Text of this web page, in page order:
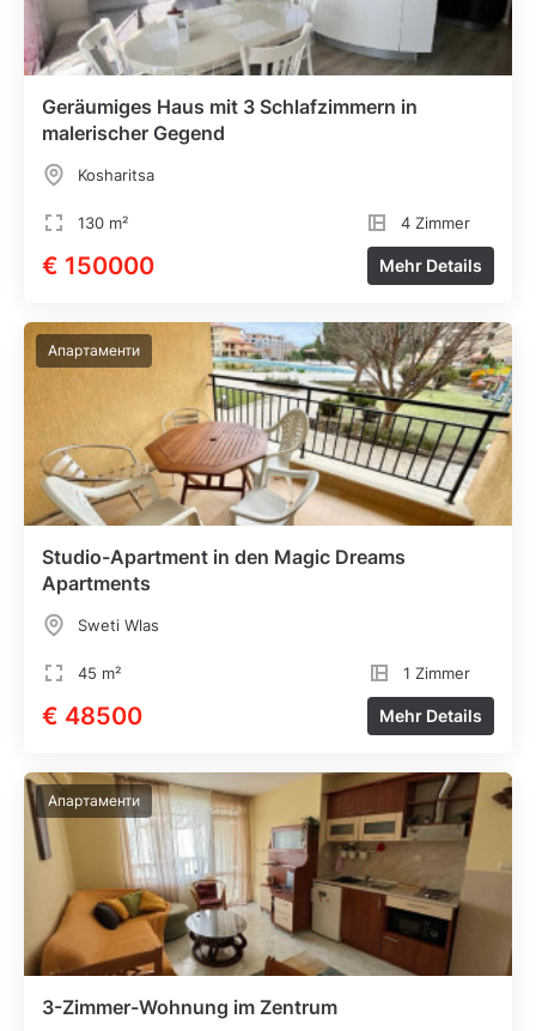
Geräumiges Haus mit 3 Schlafzimmern in
malerischer Gegend
Kosharitsa
130 m² 4 Zimmer
€ 150000 Mehr Details
Апартаменти
Studio-Apartment in den Magic Dreams
Apartments
Sweti Wlas
45 m² 1 Zimmer
€ 48500 Mehr Details
Апартаменти
3-Zimmer-Wohnung im Zentrum